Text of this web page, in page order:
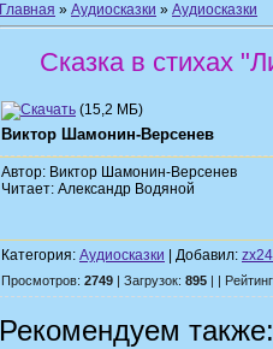
Главная » Аудиосказки » Аудиосказки
Сказка в стихах
(15,2 МБ)
Виктор Шамонин-Версенев
Автор: Виктор Шамонин-Версенев
Читает: Александр Водяной
Категория: Аудиосказки | Добавил:
Просмотров: 2749 | Загрузок: 895 | |
Рекомендуем также: